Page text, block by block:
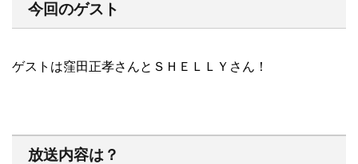
今回のゲスト
ゲストは窪田正孝さんとＳＨＥＬＬＹさん！
放送内容は？